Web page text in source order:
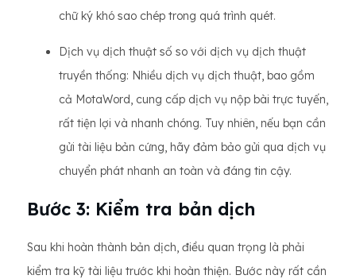
chữ ký khó sao chép trong quá trình quét.
Dịch vụ dịch thuật số so với dịch vụ dịch thuật
truyền thống: Nhiều dịch vụ dịch thuật, bao gồm
cả MotaWord, cung cấp dịch vụ nộp bài trực tuyến,
rất tiện lợi và nhanh chóng. Tuy nhiên, nếu bạn cần
gửi tài liệu bản cứng, hãy đảm bảo gửi qua dịch vụ
chuyển phát nhanh an toàn và đáng tin cậy.
Bước 3: Kiểm tra bản dịch
Sau khi hoàn thành bản dịch, điều quan trọng là phải
kiểm tra kỹ tài liệu trước khi hoàn thiện. Bước này rất cần